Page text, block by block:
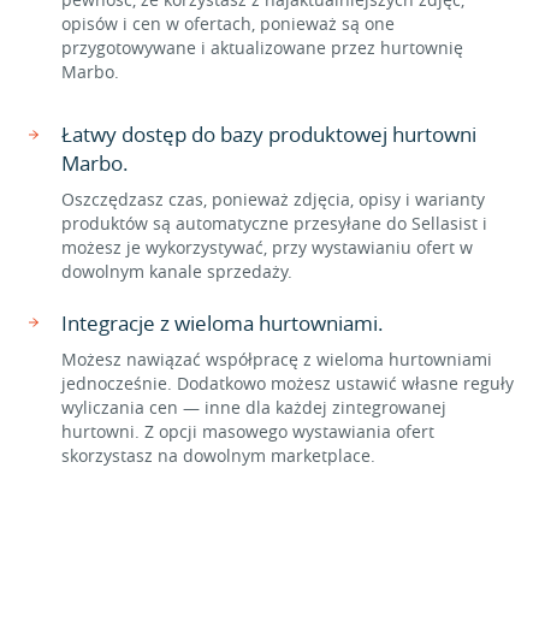
opisów i cen w ofertach, ponieważ są one
przygotowywane i aktualizowane przez hurtownię
Marbo.
Łatwy dostęp do bazy produktowej hurtowni
Marbo.
Oszczędzasz czas, ponieważ zdjęcia, opisy i warianty
produktów są automatyczne przesyłane do Sellasist i
możesz je wykorzystywać, przy wystawianiu ofert w
dowolnym kanale sprzedaży.
Integracje z wieloma hurtowniami.
Możesz nawiązać współpracę z wieloma hurtowniami
jednocześnie. Dodatkowo możesz ustawić własne reguły
wyliczania cen — inne dla każdej zintegrowanej
hurtowni. Z opcji masowego wystawiania ofert
skorzystasz na dowolnym marketplace.